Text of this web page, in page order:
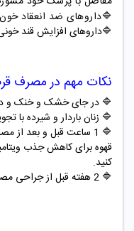
🔷داروهای ضد انعقاد
🔷داروهای افزایش قند
نکات مهم در مصرف
🔷 در جای خشک و خنک و
🔷 زنان باردار و شیرده با
🔷 1 ساعت قبل و بعد
قهوه برای کاهش جذب
کنید.
🔷 2 هفته قبل از جراحی مصرف این قرص را قطع کنید